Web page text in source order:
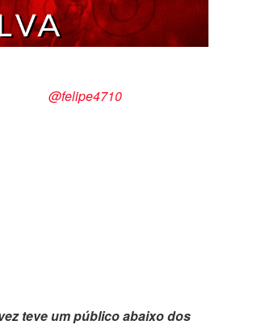
@felipe4710
teve um público abaixo dos